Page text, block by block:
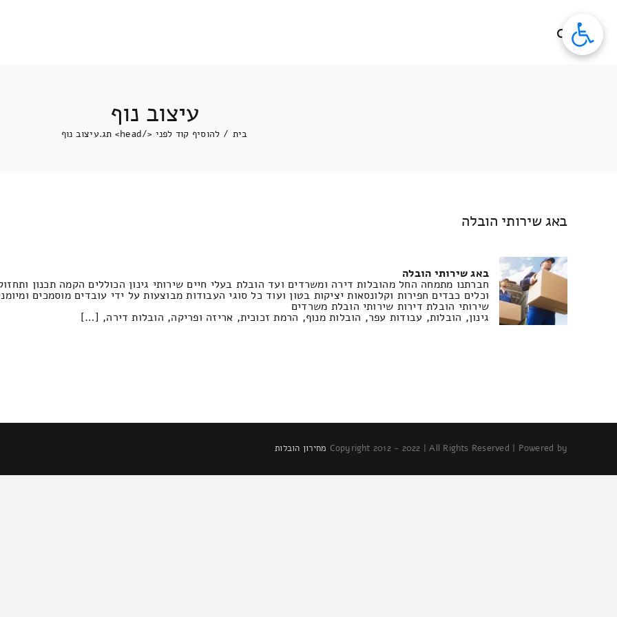
עיצוב נוף
בית / להוסיף קוד לפני </head> תג. עיצוב נוף
באג שירותי הובלה
באג שירותי הובלה
חברתנו מתמחה החל מהובלות דירה ומשרדים ועד הובלת בעלי חיים שירותי גינון הכוללים הקמה תכנון
וכלים כבדים חפירות וקלונסאות יציקות בטון ועוד כל סוגי העבודות מבוצעות על ידי עובדים מוסמכים ומיומנים
שירותי הובלת דירות שירותי הובלת משרדים
גינון, הובלות, עבודות עפר, הובלות מנוף, הרמת זכוכית, אריזה ופריקה, הובלות דירה, […]
Copyright 2012 - 2022 | All Rights Reserved | Powered by מחירון הובלות